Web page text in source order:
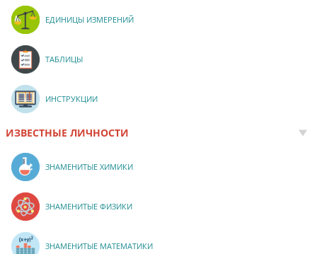
ЕДИНИЦЫ ИЗМЕРЕНИЙ
ТАБЛИЦЫ
ИНСТРУКЦИИ
ИЗВЕСТНЫЕ ЛИЧНОСТИ
ЗНАМЕНИТЫЕ ХИМИКИ
ЗНАМЕНИТЫЕ ФИЗИКИ
ЗНАМЕНИТЫЕ МАТЕМАТИКИ